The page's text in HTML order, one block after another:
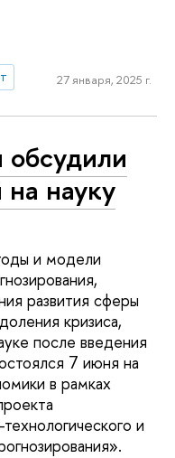
27 января, 2025 г.
науку
и модели
развития сферы
кризиса,
после введения
7 июня на
в рамках
и